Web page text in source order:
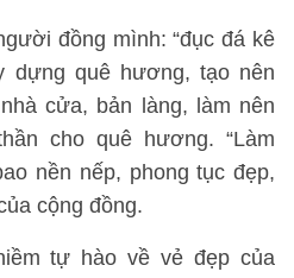
đồng mình: “đục đá kê
dựng quê hương, tạo nên
cửa, bản làng, làm nên
cho quê hương. “Làm
nền nếp, phong tục đẹp,
cộng đồng.
tự hào về vẻ đẹp của